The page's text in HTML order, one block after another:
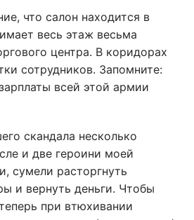
что салон находится в
весь этаж весьма
центра. В коридорах
сотрудников. Запомните:
всей этой армии
скандала несколько
и две героини моей
сумели расторгнуть
и вернуть деньги. Чтобы
при втюхивании